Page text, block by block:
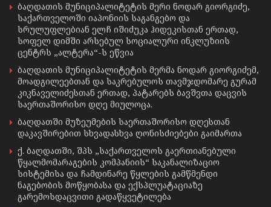
ბაღდათის მუნიციპალიტეტის მერი ნოდარ გიორგიძე,
საქართველოში იაპონიის საგანგებო და
სრულუფლებიან ელჩ იშიძუკა ჰიდეკისთან ერთად,
სოფელ დიმში არსებულ სოციალური ინკლუზიის
ცენტრს „ალტერა“-ს ეწვია
ბაღდათის მუნიციპალიტეტის მერმა ნოდარ გიორგიძემ,
მოადგილეებთან და საკრებულოს თავმჯდომარე გურამ
კიკნაველიძესთან ერთად, პატარებს ბავშვთა დაცვის
საერთაშორისო დღე მიულოცა.
ბაღდათში მუზეუმების საერთაშორისო დღესთან
დაკავშირებით სხვადასხვა ღონისძიებები გაიმართა
ქ. ბაღდათში, შპს „საქართველოს გაერთიანებული
წყალმომარაგების კომპანიის“ საკანალიზაციო
სისტემისა და ჩამდინარე წყლების გამწმენდი
ნაგებობის მოწყობასა და ექსპლუატაციაზე
გარემოსდაცვითი გადაწყვეტილება